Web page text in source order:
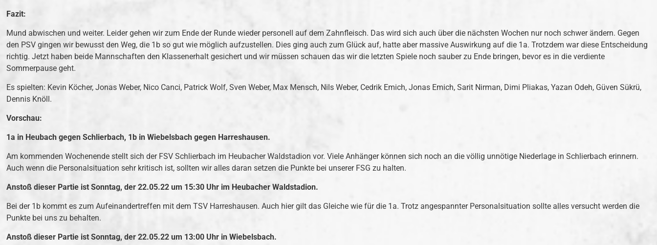
Fazit:
Mund abwischen und weiter. Leider gehen wir zum Ende der Runde wieder personell auf dem Zahnfleisch. Das wird sich auch über die nächsten Wochen nur noch schwer ändern. Gegen
den PSV gingen wir bewusst den Weg, die 1b so gut wie möglich aufzustellen. Dies ging auch zum Glück auf, hatte aber massive Auswirkung auf die 1a. Trotzdem war diese Entscheidung
richtig. Jetzt haben beide Mannschaften den Klassenerhalt gesichert und wir müssen schauen das wir die letzten Spiele noch sauber zu Ende bringen, bevor es in die verdiente
Sommerpause geht.
Es spielten: Kevin Köcher, Jonas Weber, Nico Canci, Patrick Wolf, Sven Weber, Max Mensch, Nils Weber, Cedrik Emich, Jonas Emich, Sarit Nirman, Dimi Pliakas, Yazan Odeh, Güven Sükrü,
Dennis Knöll.
Vorschau:
1a in Heubach gegen Schlierbach, 1b in Wiebelsbach gegen Harreshausen.
Am kommenden Wochenende stellt sich der FSV Schlierbach im Heubacher Waldstadion vor. Viele Anhänger können sich noch an die völlig unnötige Niederlage in Schlierbach erinnern.
Auch wenn die Personalsituation sehr kritisch ist, sollten wir alles daran setzen die Punkte bei unserer FSG zu halten.
Anstoß dieser Partie ist Sonntag, der 22.05.22 um 15:30 Uhr im Heubacher Waldstadion.
Bei der 1b kommt es zum Aufeinandertreffen mit dem TSV Harreshausen. Auch hier gilt das Gleiche wie für die 1a. Trotz angespannter Personalsituation sollte alles versucht werden die
Punkte bei uns zu behalten.
Anstoß dieser Partie ist Sonntag, der 22.05.22 um 13:00 Uhr in Wiebelsbach.